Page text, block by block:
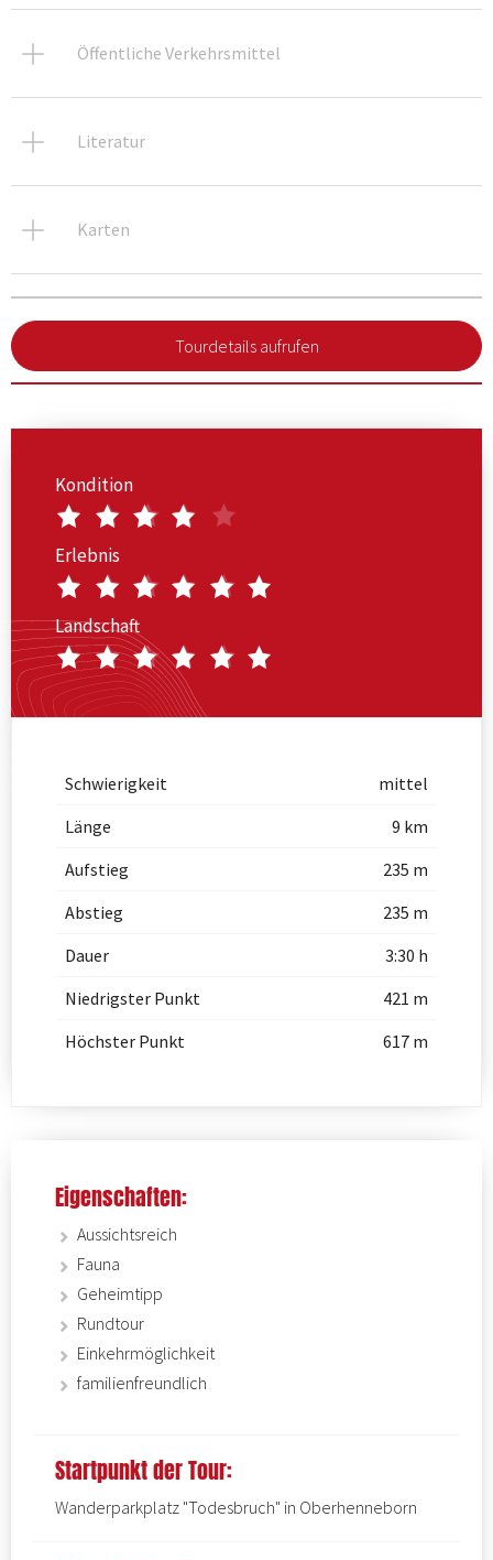
Öffentliche Verkehrsmittel
Literatur
Karten
Tourdetails aufrufen
Kondition
Erlebnis
Landschaft
Schwierigkeit
mittel
Länge
9 km
Aufstieg
235 m
Abstieg
235 m
Dauer
3:30 h
Niedrigster Punkt
421 m
Höchster Punkt
617 m
Eigenschaften:
Aussichtsreich
Fauna
Geheimtipp
Rundtour
Einkehrmöglichkeit
familienfreundlich
Startpunkt der Tour:
Wanderparkplatz "Todesbruch" in Oberhenneborn